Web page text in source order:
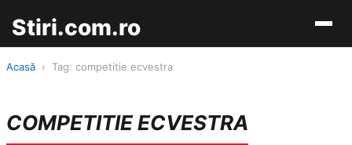
Stiri.com.ro
Acasă › Tag: competitie ecvestra
COMPETITIE ECVESTRA